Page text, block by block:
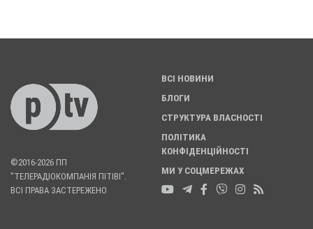
©2016-2026 ПП
"ТЕЛЕРАДІОКОМПАНІЯ ПІТІВІ".
ВСІ ПРАВА ЗАСТЕРЕЖЕНО
ВСІ НОВИНИ
БЛОГИ
СТРУКТУРА ВЛАСНОСТІ
ПОЛІТИКА
КОНФІДЕНЦІЙНОСТІ
МИ У СОЦМЕРЕЖАХ